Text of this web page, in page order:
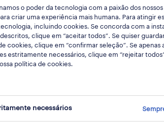
empregos
o poder da tecnologia com a paixão dos nossos
criar uma experiência mais humana. Para atingir
incluindo cookies. Se concorda com a
clique em “aceitar todos”. Se quiser
cookies, clique em “confirmar seleção”. Se apenas
estritamente necessários, clique em “rejeitar
política de cookies.
necessários